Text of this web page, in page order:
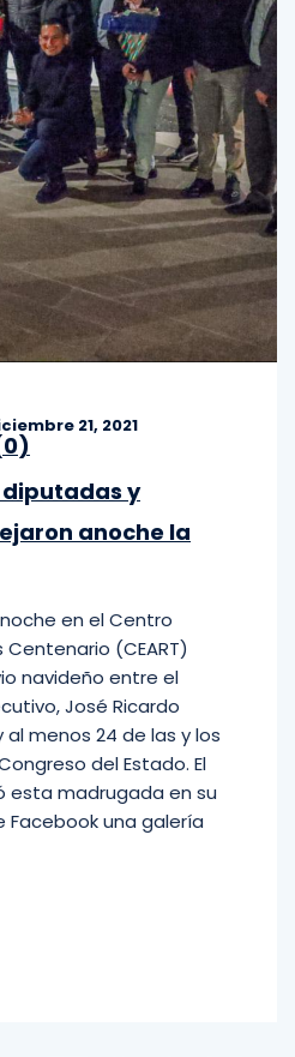
21, 2021
0)
y
anoche la
en el Centro
(CEART)
navideño entre el
José Ricardo
menos 24 de las y los
del Estado. El
esta madrugada en su
una galería